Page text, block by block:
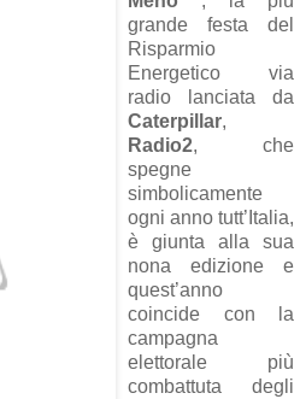
grande festa del
Risparmio
Energetico via
radio lanciata da
Caterpillar,
Radio2, che
spegne
simbolicamente
ogni anno tutt’Italia,
è giunta alla sua
nona edizione e
quest’anno
coincide con la
campagna
elettorale più
combattuta degli